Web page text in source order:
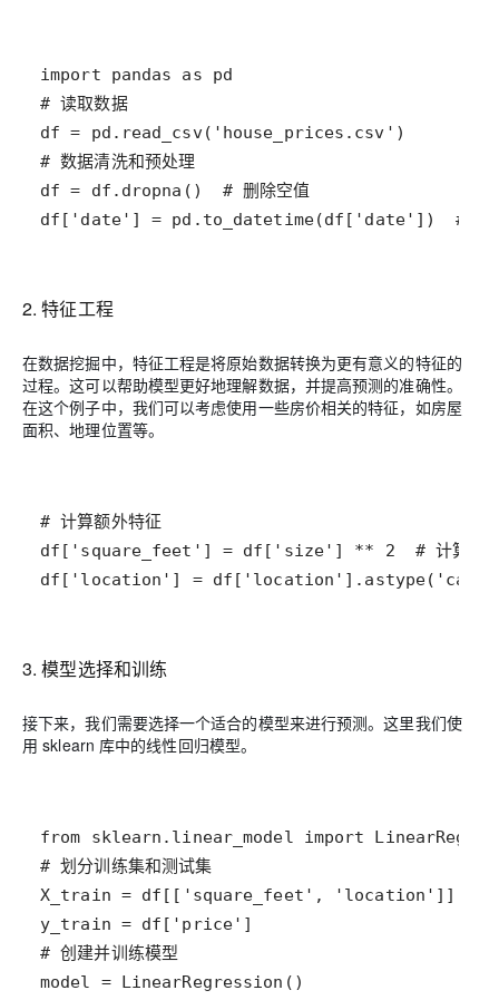
import pandas as
pd
# 读取数据
df = pd . read_csv( 'house_prices.csv'
# 数据清洗和预处理
df = df . dropna () # 删除空值
df [ 'date' ] = pd . to_datetime(df [ 'date' ]) # 将
2. 特征工程
在数据挖掘中，特征工程是将原始数据转换为更有意义的特征的
过程。这可以帮助模型更好地理解数据，并提高预测的准确性。
在这个例子中，我们可以考虑使用一些房价相关的特征，如房屋
面积、地理位置等。
# 计算额外特征
df [ 'square_feet' ] = df [ 'size' ] ** 2
# 计算房
df [ 'location' ] = df [ 'location' ]. astype(
3. 模型选择和训练
接下来，我们需要选择一个适合的模型来进行预测。这里我们使
用 sklearn 库中的线性回归模型。
from sklearn . linear_model import
# 划分训练集和测试集
X_train = df [[ 'square_feet' , 'location'
y_train = df [ 'price'
# 创建并训练模型
model
= LinearRegression